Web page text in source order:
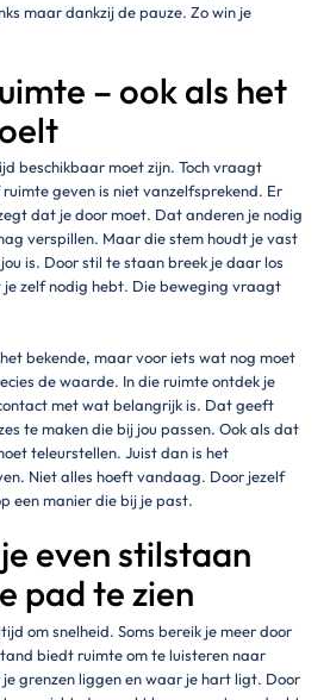
maar dankzij de pauze. Zo win je
– ook als het
beschikbaar moet zijn. Toch vraagt
geven is niet vanzelfsprekend. Er
dat je door moet. Dat anderen je nodig
verspillen. Maar die stem houdt je vast
is. Door stil te staan breek je daar los
zelf nodig hebt. Die beweging vraagt
bekende, maar voor iets wat nog moet
de waarde. In die ruimte ontdek je
met wat belangrijk is. Dat geeft
te maken die bij jou passen. Ook als dat
teleurstellen. Juist dan is het
Niet alles hoeft vandaag. Door jezelf
een manier die bij je past.
even stilstaan
pad te zien
om snelheid. Soms bereik je meer door
biedt ruimte om te luisteren naar
grenzen liggen en waar je hart ligt. Door